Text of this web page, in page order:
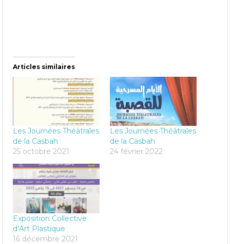
Articles similaires
Les Journées Théâtrales
de la Casbah
25 octobre 2021
Les Journées Théâtrales
de la Casbah
24 février 2022
Exposition Collective
d’Art Plastique
16 décembre 2021